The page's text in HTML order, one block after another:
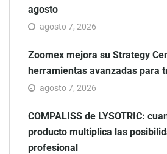
agosto
agosto 7, 2026
Zoomex mejora su Strategy
herramientas avanzadas para
agosto 7, 2026
COMPALISS de LYSOTRIC:
producto multiplica las
profesional